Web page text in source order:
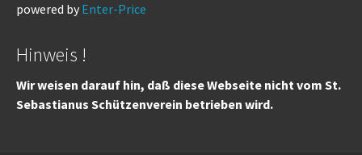
powered by Enter-Price
Hinweis !
Wir weisen darauf hin, daß diese Webseite nicht vom St.
Sebastianus Schützenverein betrieben wird.